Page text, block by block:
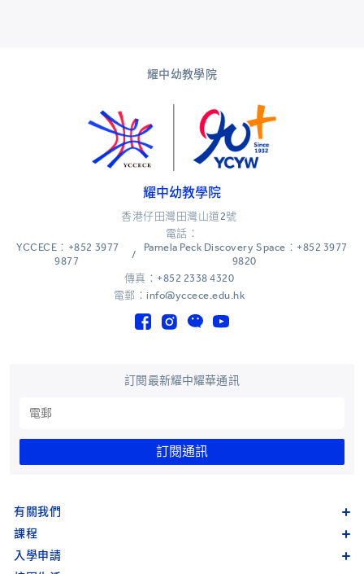
耀中幼教學院
耀中幼教學院
香港仔田灣田灣山道2號
電話：
YCCECE：+852 3977
9877
/
Pamela Peck Discovery Space：+852 3977
9820
傳真：+852 2338 4320
電郵：info@yccece.edu.hk
訂閱最新耀中耀華通訊
訂閱通訊
有關我們
課程
入學申請